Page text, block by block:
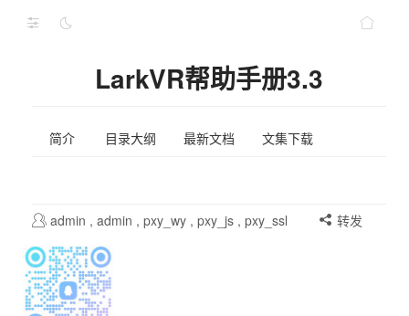
LarkVR帮助手册3.3
简介 目录大纲 最新文档 文集下载
admin , admin , pxy_wy , pxy_js , pxy_ssl 转发